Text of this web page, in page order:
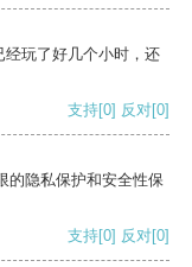
玩了好几个小时，还
支持[0] 反对[0]
的隐私保护和安全性保
支持[0] 反对[0]